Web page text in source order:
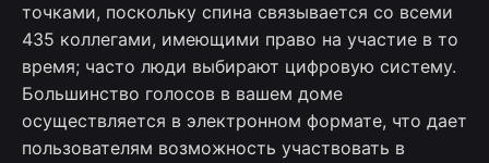
точками, поскольку спина связывается со всеми
435 коллегами, имеющими право на участие в то
время; часто люди выбирают цифровую систему.
Большинство голосов в вашем доме
осуществляется в электронном формате, что дает
пользователям возможность участвовать в